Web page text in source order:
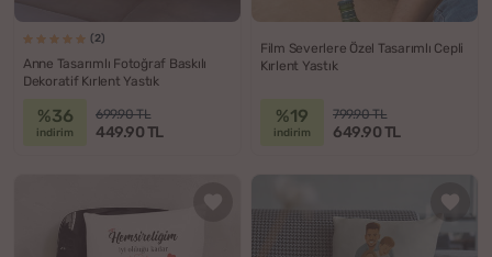
(2)
Anne Tasarımlı Fotoğraf Baskılı
Dekoratif Kırlent Yastık
%36
indirim
699.90 TL
449.90 TL
Film Severlere Özel Tasarımlı Cepli
Kırlent Yastık
%19
indirim
799.90 TL
649.90 TL